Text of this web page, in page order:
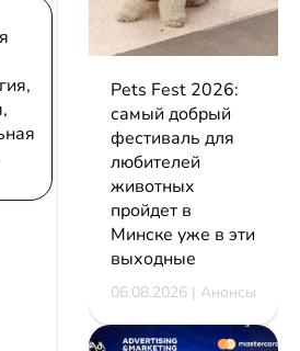
Pets Fest 2026:
самый добрый
фестиваль для
любителей
животных
пройдет в
Минске уже в эти
выходные
06.08.2026 | Анонсы